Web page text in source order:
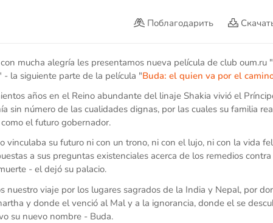
Поблагодарить
mucha alegría les presentamos nueva película de club oum.ru
- la siguiente parte de la película "Buda: el quien va por el
años en el Reino abundante del linaje Shakia vivió el
sin número de las cualidades dignas, por las cuales su familia
el futuro gobernador.
vinculaba su futuro ni con un trono, ni con el lujo, ni con la vida
a sus preguntas existenciales acerca de los remedios
- el dejó su palacio.
nuestro viaje por los lugares sagrados de la India y Nepal, por
y donde el venció al Mal y a la ignorancia, donde el se
su nuevo nombre - Buda.